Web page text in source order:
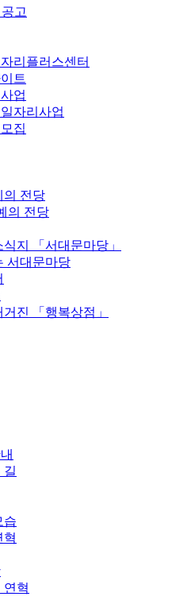
고
리플러스센터
트
업
자리사업
집
의 전당
의 전당
지 「서대문마당」
서대문마당
진 「행복상점」
길
습
혁
연혁